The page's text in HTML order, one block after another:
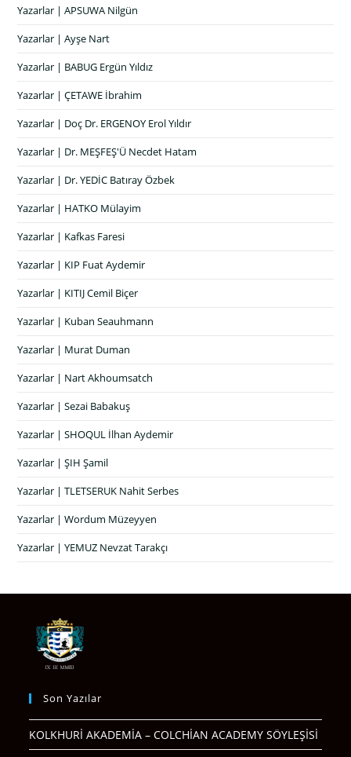
Yazarlar | APSUWA Nilgün
Yazarlar | Ayşe Nart
Yazarlar | BABUG Ergün Yıldız
Yazarlar | ÇETAWE İbrahim
Yazarlar | Doç Dr. ERGENOY Erol Yıldır
Yazarlar | Dr. MEŞFEŞ'Ü Necdet Hatam
Yazarlar | Dr. YEDİC Batıray Özbek
Yazarlar | HATKO Mülayim
Yazarlar | Kafkas Faresi
Yazarlar | KIP Fuat Aydemir
Yazarlar | KITIJ Cemil Biçer
Yazarlar | Kuban Seauhmann
Yazarlar | Murat Duman
Yazarlar | Nart Akhoumsatch
Yazarlar | Sezai Babakuş
Yazarlar | SHOQUL İlhan Aydemir
Yazarlar | ŞIH Şamil
Yazarlar | TLETSERUK Nahit Serbes
Yazarlar | Wordum Müzeyyen
Yazarlar | YEMUZ Nevzat Tarakçı
Son Yazılar
KOLKHURİ AKADEMİA – COLCHİAN ACADEMY SÖYLEŞİSİ